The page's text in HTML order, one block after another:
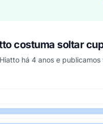
costuma soltar
há 4 anos e
publicados por mês, somando